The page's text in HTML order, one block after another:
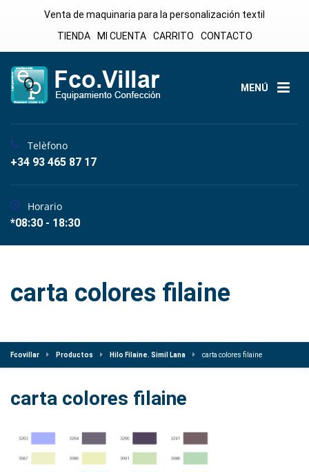
Venta de maquinaria para la personalización textil
TIENDA
MI CUENTA CARRITO CONTACTO
MENÚ
Telèfono
+34 93 465 87 17
Horario
*08:30 - 18:30
carta colores filaine
Fcovillar Productos Hilo Filaine. Simil Lana carta colores filaine
carta colores filaine